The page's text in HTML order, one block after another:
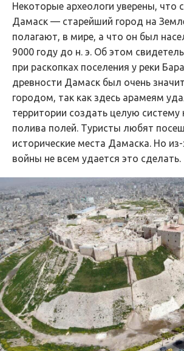
Некоторые археологи уверены, что
Дамаск — старейший город на
полагают, в мире, а что он был
9000 году до н. э. Об этом
при раскопках поселения у реки
древности Дамаск был очень
городом, так как здесь арамеям
территории создать целую систему
полива полей. Туристы любят
исторические места Дамаска. Но
войны не всем удается это сделать.